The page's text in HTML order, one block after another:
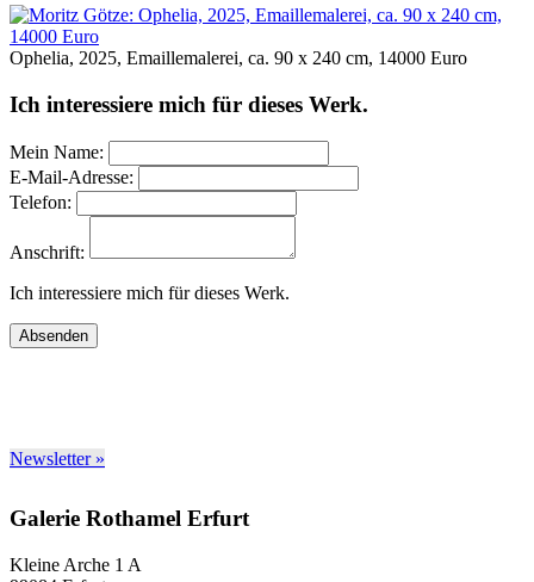
Ophelia, 2025, Emaillemalerei, ca. 90 x 240 cm, 14000 Euro
Ich interessiere mich für dieses Werk.
Mein Name:
E-Mail-Adresse:
Telefon:
Anschrift:
Ich interessiere mich für dieses Werk.
Absenden
Newsletter »
Galerie Rothamel Erfurt
Kleine Arche 1 A